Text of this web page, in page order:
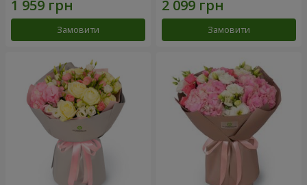
Замовити Замовити